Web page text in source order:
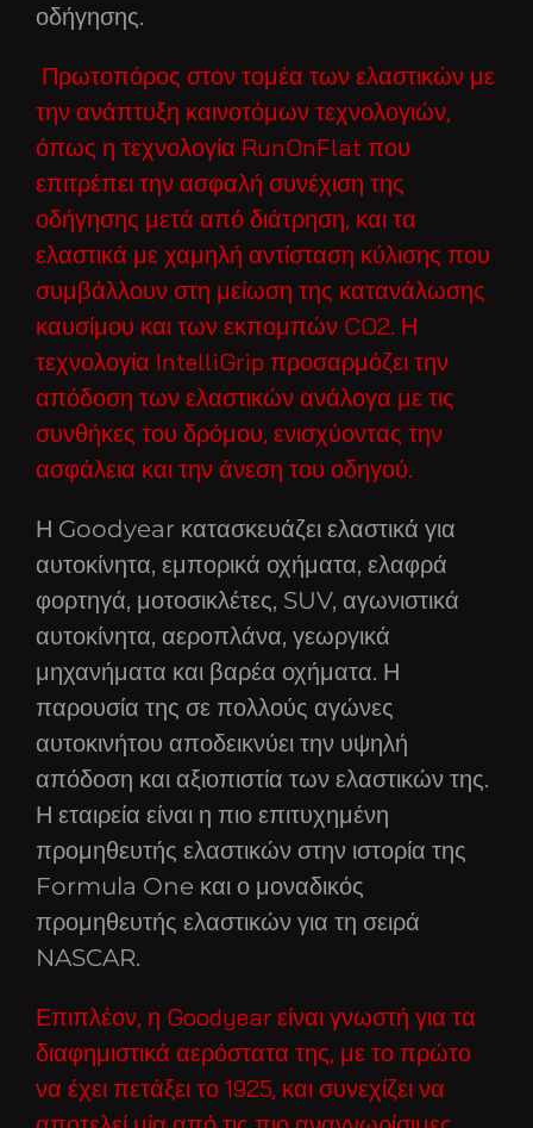
οδήγησης.
Πρωτοπόρος στον τομέα των ελαστικών με
την ανάπτυξη καινοτόμων τεχνολογιών,
όπως η τεχνολογία RunOnFlat που
επιτρέπει την ασφαλή συνέχιση της
οδήγησης μετά από διάτρηση, και τα
ελαστικά με χαμηλή αντίσταση κύλισης που
συμβάλλουν στη μείωση της κατανάλωσης
καυσίμου και των εκπομπών CO2. Η
τεχνολογία IntelliGrip προσαρμόζει την
απόδοση των ελαστικών ανάλογα με τις
συνθήκες του δρόμου, ενισχύοντας την
ασφάλεια και την άνεση του οδηγού.
Η Goodyear κατασκευάζει ελαστικά για
αυτοκίνητα, εμπορικά οχήματα, ελαφρά
φορτηγά, μοτοσικλέτες, SUV, αγωνιστικά
αυτοκίνητα, αεροπλάνα, γεωργικά
μηχανήματα και βαρέα οχήματα. Η
παρουσία της σε πολλούς αγώνες
αυτοκινήτου αποδεικνύει την υψηλή
απόδοση και αξιοπιστία των ελαστικών της.
Η εταιρεία είναι η πιο επιτυχημένη
προμηθευτής ελαστικών στην ιστορία της
Formula One και ο μοναδικός
προμηθευτής ελαστικών για τη σειρά
NASCAR.
Επιπλέον, η Goodyear είναι γνωστή για τα
διαφημιστικά αερόστατα της, με το πρώτο
να έχει πετάξει το 1925, και συνεχίζει να